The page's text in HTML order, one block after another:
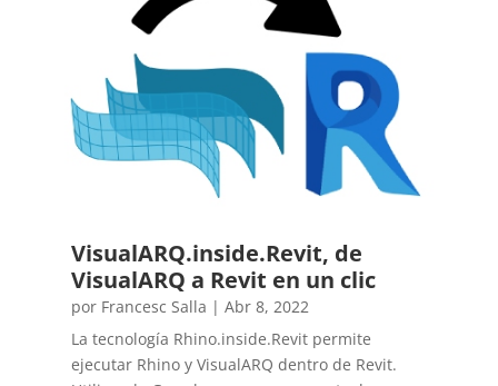
VisualARQ.inside.Revit, de
VisualARQ a Revit en un clic
por Francesc Salla | Abr 8, 2022
La tecnología Rhino.inside.Revit permite
ejecutar Rhino y VisualARQ dentro de Revit.